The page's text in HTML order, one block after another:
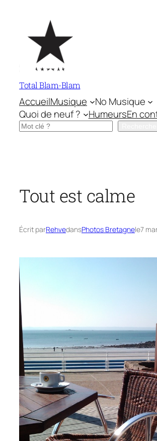
contenu
Total Blam-Blam
AccueilMusique
No Musique
Quoi de neuf ?
HumeursEn
Rechercher
Tout est calme
Écrit parRehvedansPhotos Bretagnele7